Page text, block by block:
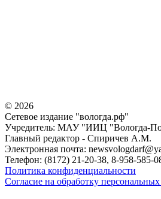
© 2026
Сетевое издание "вологда.рф"
Учредитель: МАУ "ИИЦ "Вологда-
Главный редактор - Спиричев А.М.
Электронная почта:
Телефон: (8172) 21-20-38, 8-958-585-
Политика конфиденциальности
Согласие на обработку